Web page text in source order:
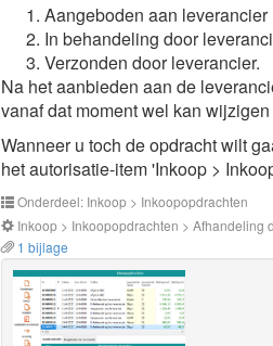
Aangeboden aan leverancier
In behandeling door
Verzonden door leverancier.
Na het aanbieden aan de
vanaf dat moment wel kan
Wanneer u toch de opdracht wilt
het autorisatie-item 'Inkoop >
Onderdeel: Inkoop > Inkoopopdrachten
Inkoop > Inkoopopdrachten > Afhandeling
1 bijlage